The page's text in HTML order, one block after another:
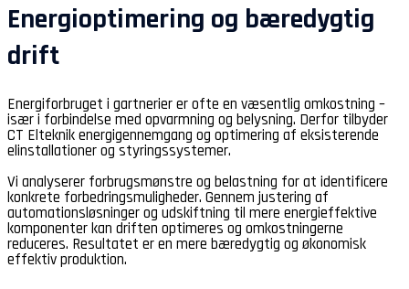
Energioptimering og bæredygtig
drift
Energiforbruget i gartnerier er ofte en væsentlig omkostning –
især i forbindelse med opvarmning og belysning. Derfor tilbyder
CT Elteknik energigennemgang og optimering af eksisterende
elinstallationer og styringssystemer.
Vi analyserer forbrugsmønstre og belastning for at identificere
konkrete forbedringsmuligheder. Gennem justering af
automationsløsninger og udskiftning til mere energieffektive
komponenter kan driften optimeres og omkostningerne
reduceres. Resultatet er en mere bæredygtig og økonomisk
effektiv produktion.